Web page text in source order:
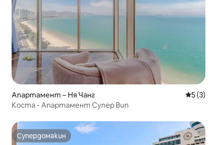
Апартамент – Ня Чанг Средна
5 (3)
Коста - Апартамент Супер Вип
Супердомакин
Супердомакин